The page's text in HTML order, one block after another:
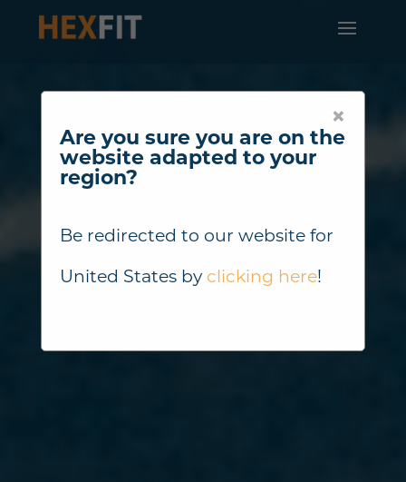
×
Are you sure you are on the
website adapted to your
region?
Be redirected to our website for
United Statesby clicking here!